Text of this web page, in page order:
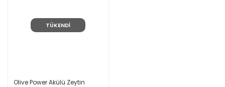
TÜKENDİ
Olive Power Akülü Zeytin